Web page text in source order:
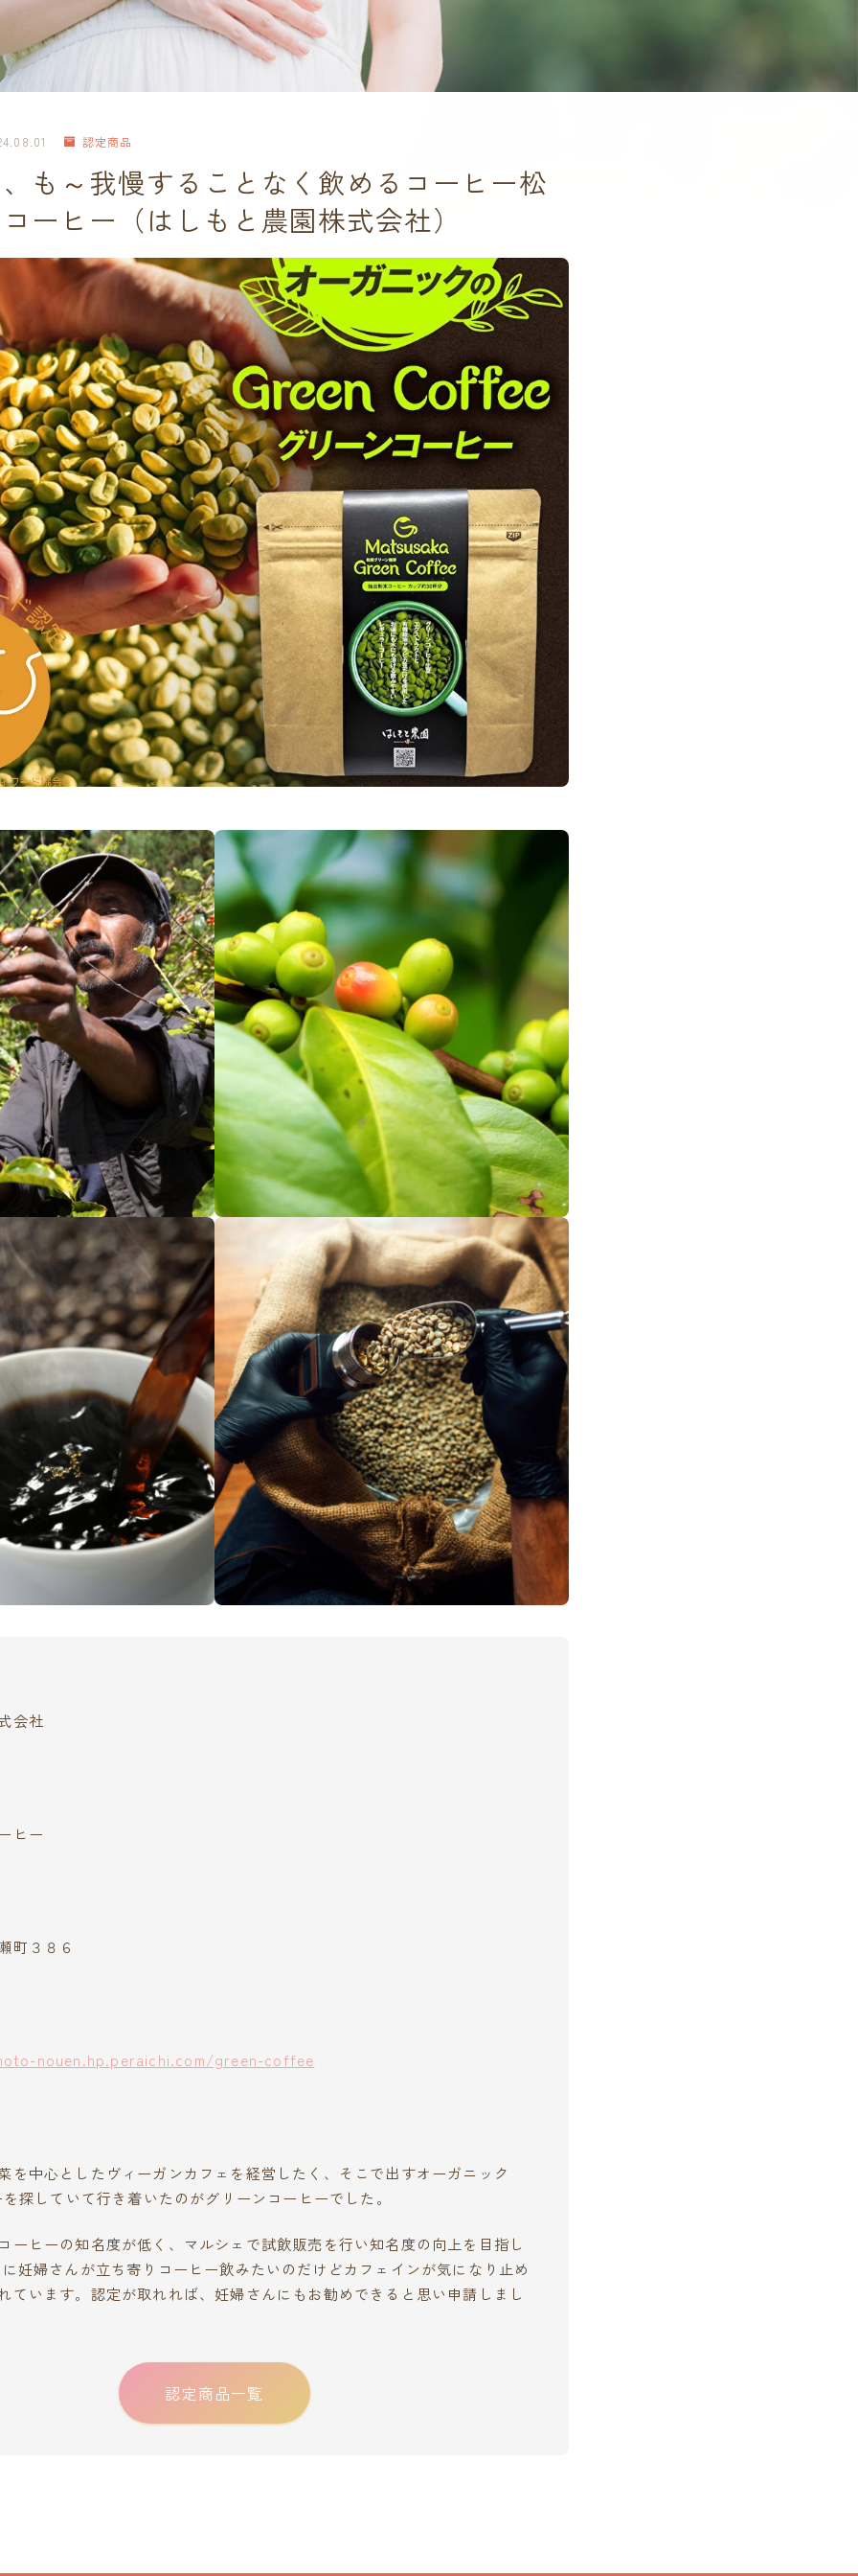
認定商品
も～我慢することなく飲めるコーヒー松
ーヒー（はしもと農園株式会社）
会社
ヒー
町３８６
nouen.hp.peraichi.com/green-coffee
を中心としたヴィーガンカフェを経営したく、そこで出すオーガニック
探していて行き着いたのがグリーンコーヒーでした。
ーヒーの知名度が低く、マルシェで試飲販売を行い知名度の向上を目指し
妊婦さんが立ち寄りコーヒー飲みたいのだけどカフェインが気になり止め
ています。認定が取れれば、妊婦さんにもお勧めできると思い申請しまし
認定商品一覧